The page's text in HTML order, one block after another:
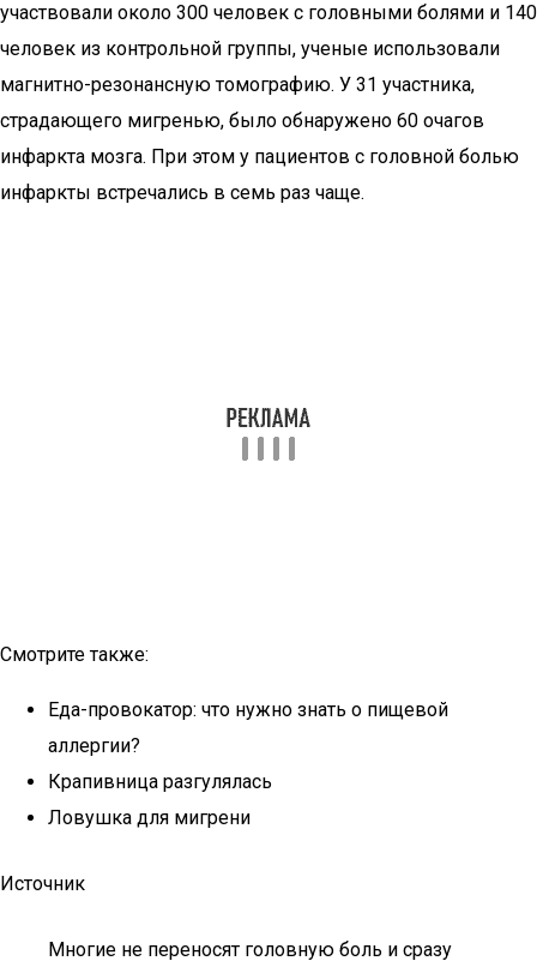
участвовали около 300 человек с головными болями и 140
человек из контрольной группы, ученые использовали
магнитно-резонансную томографию. У 31 участника,
страдающего мигренью, было обнаружено 60 очагов
инфаркта мозга. При этом у пациентов с головной болью
инфаркты встречались в семь раз чаще.
Смотрите также:
Еда-провокатор: что нужно знать о пищевой
аллергии?
Крапивница разгулялась
Ловушка для мигрени
Источник
Многие не переносят головную боль и сразу